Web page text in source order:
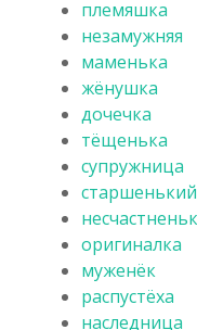
племяшка
незамужняя
маменька
жёнушка
дочечка
тёщенька
супружница
старшенький
оригиналка
муженёк
распустёха
наследница